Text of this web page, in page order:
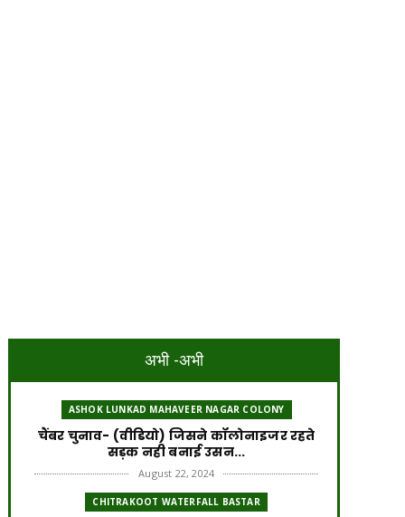
अभी -अभी
ASHOK LUNKAD MAHAVEER NAGAR COLONY
चैंबर चुनाव- (वीडियो) जिसने कॉलोनाइजर रहते
सड़क नही बनाई उसन...
August 22, 2024
CHITRAKOOT WATERFALL BASTAR